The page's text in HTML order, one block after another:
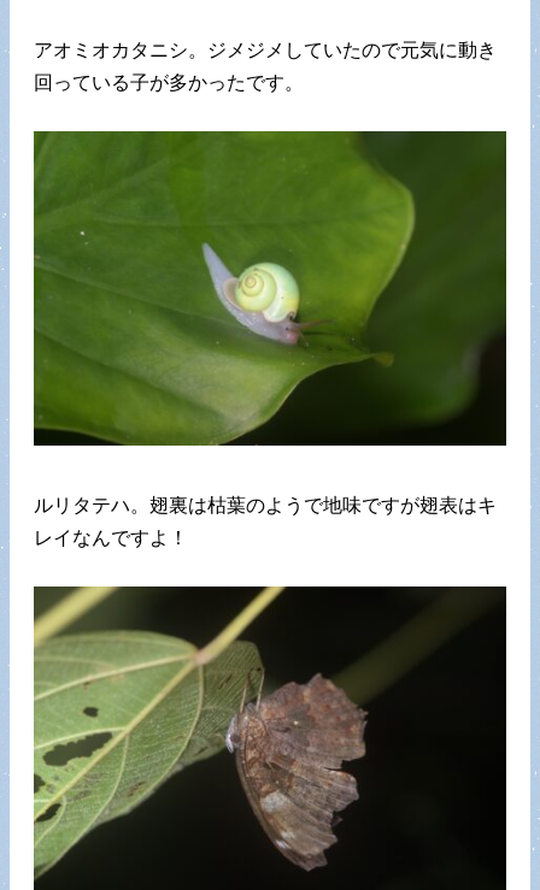
アオミオカタニシ。ジメジメしていたので元気に動き
回っている子が多かったです。
ルリタテハ。翅裏は枯葉のようで地味ですが翅表はキ
レイなんですよ！